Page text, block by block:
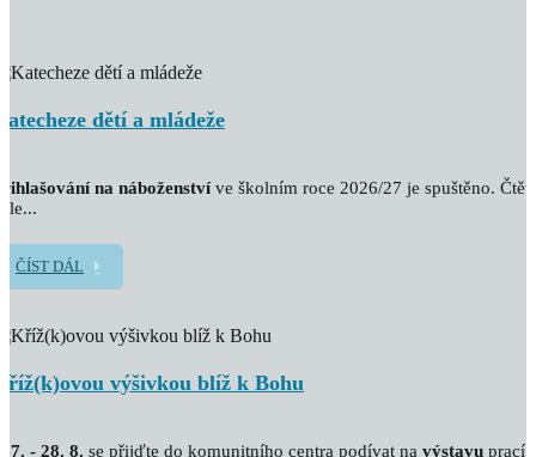
dětí a mládeže
na náboženstvíve školním roce 2026/27 je spuštěno.
ČÍST DÁL
výšivkou blíž k Bohu
7. - 28. 8. se přijďte do komunitního centra podívat na výstavu prací